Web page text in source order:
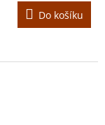
Do košíku